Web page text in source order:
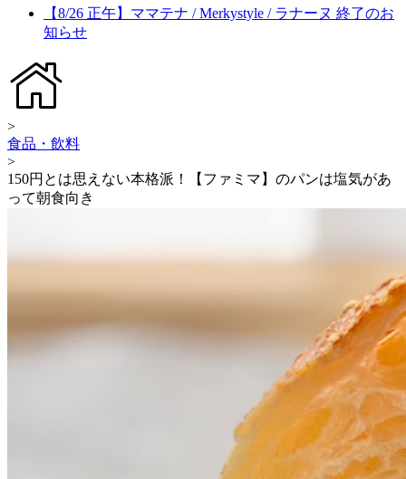
【8/26 正午】ママテナ / Merkystyle / ラナーヌ 終了のお
知らせ
>
食品・飲料
>
150円とは思えない本格派！【ファミマ】のパンは塩気があ
って朝食向き